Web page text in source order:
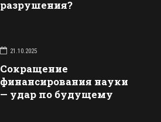
разрушения?
21.10.2025
Сокращение
финансирования науки
— удар по будущему